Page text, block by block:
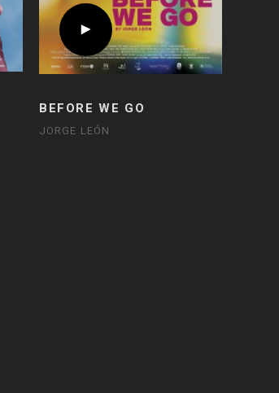
BEFORE WE GO
JORGE LEÓN